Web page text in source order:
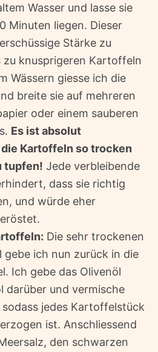
Wasser und lasse sie
Minuten liegen. Dieser
Stärke zu
zu knusprigeren Kartoffeln
Wässern giesse ich die
breite sie auf mehreren
oder einem sauberen
Es ist absolut
Kartoffeln so trocken
tupfen! Jede verbleibende
dass sie richtig
und würde eher
Die sehr trockenen
ich nun zurück in die
Ich gebe das Olivenöl
darüber und vermische
jedes Kartoffelstück
ist. Anschliessend
den schwarzen